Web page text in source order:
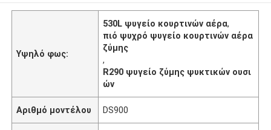
Υψηλό φως:
530L ψυγείο κουρτινών αέρα,
πιό ψυχρό ψυγείο κουρτινών αέρα
ζύμης
,
R290 ψυγείο ζύμης ψυκτικών ουσι
ών
Αριθμό μοντέλου DS900